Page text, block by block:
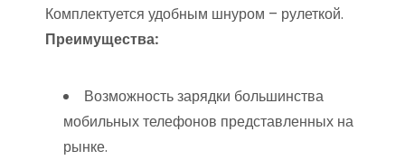
Комплектуется удобным шнуром – рулеткой.
Преимущества:
Возможность зарядки большинства
мобильных телефонов представленных на
рынке.